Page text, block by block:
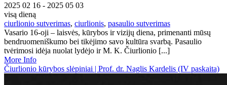
2025 02 16 - 2025 05 03
visą dieną
ciurlionio sutverimas, ciurlionis, pasaulio sutverimas
Vasario 16-oji – laisvės, kūrybos ir vizijų diena, primenanti mūsų
bendruomeniškumo bei tikėjimo savo kultūra svarbą. Pasaulio
tvėrimosi idėja nuolat lydėjo ir M. K. Čiurlionio [...]
More Info
Čiurlionio kūrybos slėpiniai | Prof. dr. Naglis Kardelis (IV paskaita)